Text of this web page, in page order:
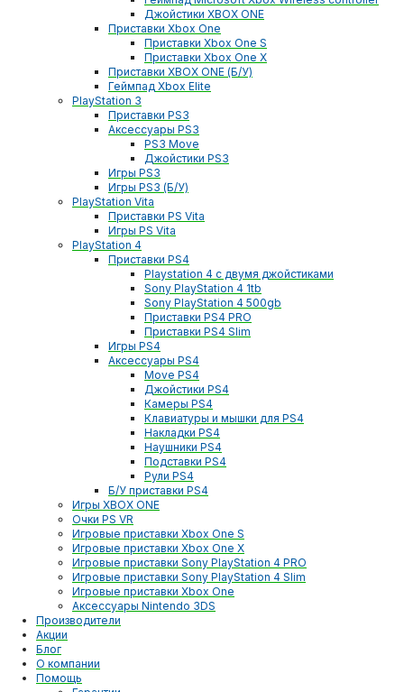
Джойстики XBOX ONE
Приставки Xbox One
Приставки Xbox One S
Приставки Xbox One X
Приставки XBOX ONE (Б/У)
Геймпад Xbox Elite
PlayStation 3
Приставки PS3
Аксессуары PS3
PS3 Move
Джойстики PS3
Игры PS3
Игры PS3 (Б/У)
PlayStation Vita
Приставки PS Vita
Игры PS Vita
PlayStation 4
Приставки PS4
Playstation 4 с двумя джойстиками
Sony PlayStation 4 1tb
Sony PlayStation 4 500gb
Приставки PS4 PRO
Приставки PS4 Slim
Игры PS4
Аксессуары PS4
Move PS4
Джойстики PS4
Камеры PS4
Клавиатуры и мышки для PS4
Накладки PS4
Наушники PS4
Подставки PS4
Рули PS4
Б/У приставки PS4
Игры XBOX ONE
Очки PS VR
Игровые приставки Xbox One S
Игровые приставки Xbox One X
Игровые приставки Sony PlayStation 4 PRO
Игровые приставки Sony PlayStation 4 Slim
Игровые приставки Xbox One
Аксессуары Nintendo 3DS
Производители
Акции
Блог
О компании
Помощь